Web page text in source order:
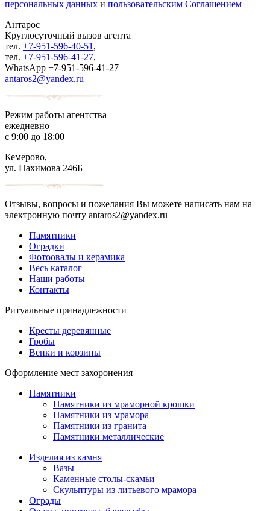
персональных данных и пользовательским Соглашением
Антарос
Круглосуточный вызов агента
тел. +7-951-596-40-51 ,
тел. +7-951-596-41-27,
WhatsApp +7-951-596-41-27
antaros2@yandex.ru
Режим работы агентства
ежедневно
с 9:00 до 18:00
Кемерово,
ул. Нахимова 246Б
Отзывы, вопросы и пожелания Вы можете написать нам на
электронную почту antaros2@yandex.ru
Памятники
Оградки
Фотоовалы и керамика
Весь каталог
Наши работы
Контакты
Ритуальные принадлежности
Кресты деревянные
Гробы
Венки и корзины
Оформление мест захоронения
Памятники
Памятники из мраморной крошки
Памятники из мрамора
Памятники из гранита
Памятники металлические
Изделия из камня
Вазы
Каменные столы-скамьи
Скульптуры из литьевого мрамора
Ограды